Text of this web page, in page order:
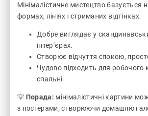
Мінімалістичне мистецтво базується
формах, лініях і стриманих відтінках.
Добре виглядає у
інтер’єрах.
Створює відчуття спокою,
Чудово підходить для робочого
спальні.
💡 Порада: мінімалістичні картини
з постерами, створюючи домашню